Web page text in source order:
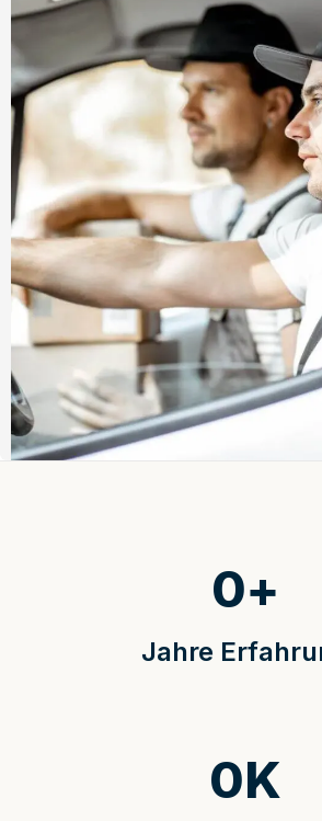
Jahre
0+
0K